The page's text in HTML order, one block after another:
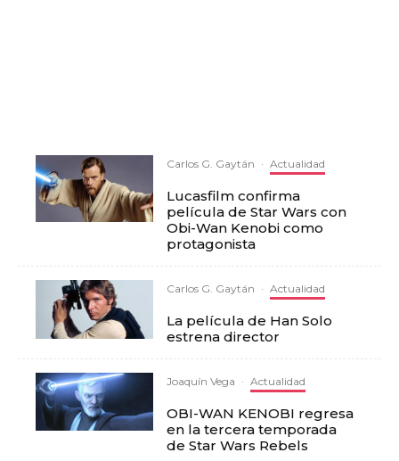
Carlos G. Gaytán · Actualidad
Lucasfilm confirma
película de Star Wars con
Obi-Wan Kenobi como
protagonista
Carlos G. Gaytán · Actualidad
La película de Han Solo
estrena director
Joaquín Vega · Actualidad
OBI-WAN KENOBI regresa
en la tercera temporada
de Star Wars Rebels